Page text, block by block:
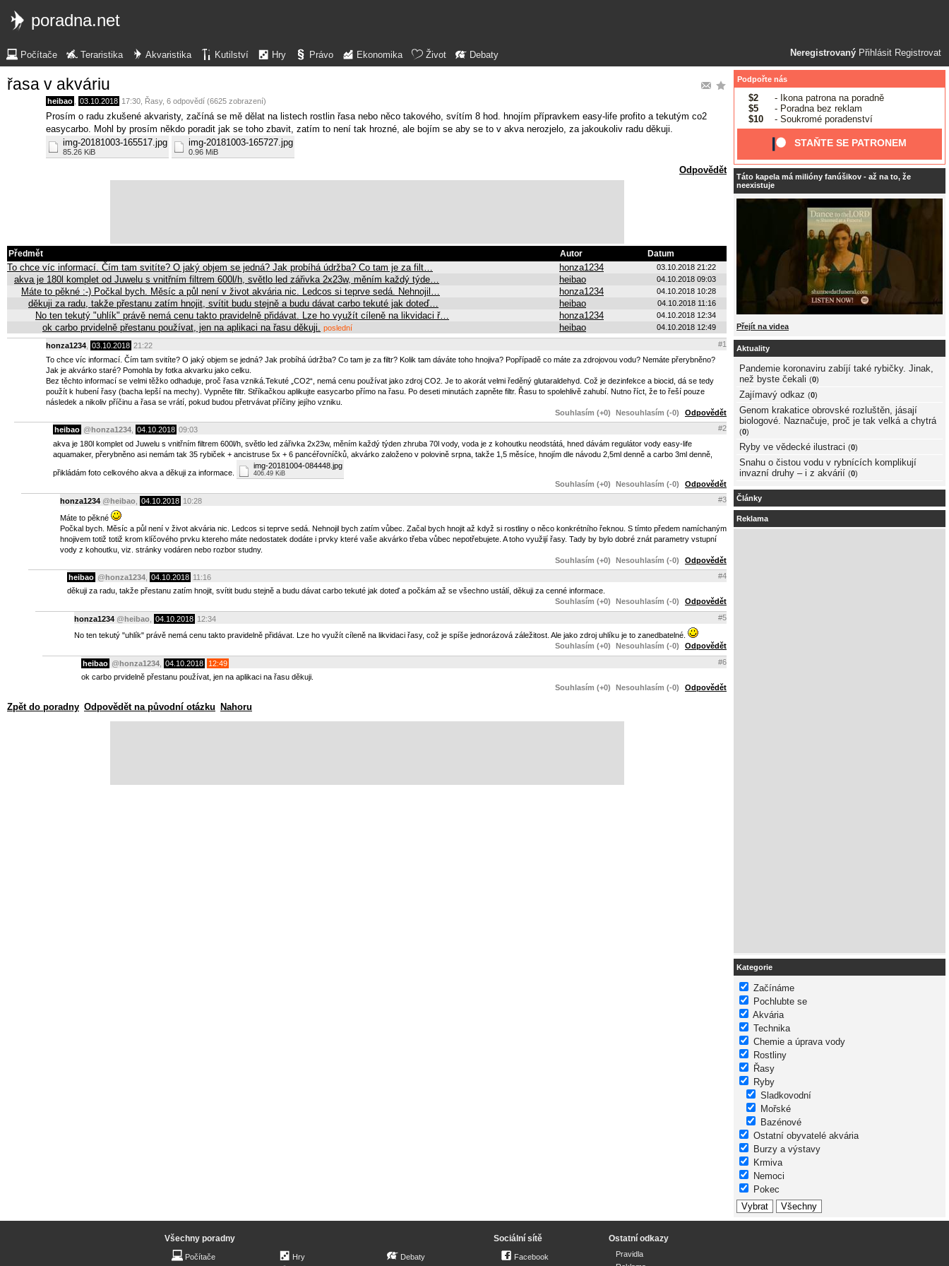
poradna.net
Neregistrovaný Přihlásit Registrovat
Počítače Teraristika Akvaristika Kutilství Hry Právo Ekonomika Život Debaty
řasa v akváriu
heibao 03.10.2018 17:30 Řasy, 6 odpovědí (6625 zobrazení)
Prosím o radu zkušené akvaristy, začíná se mě dělat na listech rostlin řasa nebo něco takového, svítím 8 hod. hnojím přípravkem easy-life profito a tekutým co2
easycarbo. Mohl by prosím někdo poradit jak se toho zbavit, zatím to není tak hrozné, ale bojím se aby se to v akva nerozjelo, za jakoukoliv radu děkuji.
img-20181003-165517.jpg
85.26 KiB
img-20181003-165727.jpg
0.96 MiB
Odpovědět
Předmět Autor Datum
To chce víc informací. Čím tam svitíte? O jaký objem se jedná? Jak probíhá údržba? Co tam je za filt… honza1234 03.10.2018 21:22
akva je 180l komplet od Juwelu s vnitřním filtrem 600l/h, světlo led zářivka 2x23w, měním každý týde… heibao 04.10.2018 09:03
Máte to pěkné :-) Počkal bych. Měsíc a půl není v život akvária nic. Ledcos si teprve sedá. Nehnojil… honza1234 04.10.2018 10:28
děkuji za radu, takže přestanu zatím hnojit, svítit budu stejně a budu dávat carbo tekuté jak doteď… heibao 04.10.2018 11:16
No ten tekutý "uhlík" právě nemá cenu takto pravidelně přidávat. Lze ho využít cíleně na likvidaci ř… honza1234 04.10.2018 12:34
ok carbo prvidelně přestanu používat, jen na aplikaci na řasu děkuji. poslední heibao 04.10.2018 12:49
honza1234 03.10.2018 21:22
#1
To chce víc informací. Čím tam svitíte? O jaký objem se jedná? Jak probíhá údržba? Co tam je za filtr? Kolik tam dáváte toho hnojiva? Popřípadě co máte za zdrojovou vodu? Nemáte přerybněno?
Jak je akvárko staré? Pomohla by fotka akvarku jako celku.
Bez těchto informací se velmi těžko odhaduje, proč řasa vzniká. Tekuté „CO2“, nemá cenu používat jako zdroj CO2. Je to akorát velmi ředěný glutaraldehyd. Což je dezinfekce a biocid, dá se tedy
použít k hubení řasy (bacha lepší na mechy). Vypněte filtr. Stříkačkou aplikujte easycarbo přímo na řasu. Po deseti minutách zapněte filtr. Řasu to spolehlivě zahubí. Nutno říct, že to řeší pouze
následek a nikoliv příčinu a řasa se vrátí, pokud budou přetrvávat příčiny jejího vzniku.
Souhlasím (+0)
Nesouhlasím (-0) Odpovědět
heibao @honza1234 04.10.2018 09:03
#2
akva je 180l komplet od Juwelu s vnitřním filtrem 600l/h, světlo led zářivka 2x23w, měním každý týden zhruba 70l vody, voda je z kohoutku neodstátá, hned dávám regulátor vody easy-life
aquamaker, přerybněno asi nemám tak 35 rybiček + ancistruse 5x + 6 pancéřovníčků, akvárko založeno v polovině srpna, takže 1,5 měsíce, hnojím dle návodu 2,5ml denně a carbo 3ml denně,
přikládám foto celkového akva a děkuji za informace.
img-20181004-084448.jpg
406.49 KiB
Souhlasím (+0) Nesouhlasím (-0) Odpovědět
honza1234 @heibao 04.10.2018 10:28 #3
Máte to pěkné
Počkal bych. Měsíc a půl není v život akvária nic. Ledcos si teprve sedá. Nehnojil bych zatím vůbec. Začal bych hnojit až když si rostliny o něco konkrétního řeknou. S tímto předem namíchaným
hnojivem totiž totiž krom klíčového prvku ktereho máte nedostatek dodáte i prvky které vaše akvárko třeba vůbec nepotřebujete. A toho využijí řasy. Tady by bylo dobré znát parametry vstupní
vody z kohoutku, viz. stránky vodáren nebo rozbor studny.
Souhlasím (+0)
Nesouhlasím (-0) Odpovědět
heibao @honza1234 04.10.2018 11:16
#4
děkuji za radu, takže přestanu zatím hnojit, svítit budu stejně a budu dávat carbo tekuté jak doteď a počkám až se všechno ustálí, děkuji za cenné informace.
Souhlasím (+0)
Nesouhlasím (-0) Odpovědět
honza1234 @heibao 04.10.2018 12:34 #5
No ten tekutý "uhlík" právě nemá cenu takto pravidelně přidávat. Lze ho využít cíleně na likvidaci řasy, což je spíše jednorázová záležitost. Ale jako zdroj uhlíku je to zanedbatelné.
Souhlasím (+0)
Nesouhlasím (-0) Odpovědět
heibao @honza1234 04.10.2018 12:49
#6
ok carbo prvidelně přestanu používat, jen na aplikaci na řasu děkuji.
Souhlasím (+0)
Nesouhlasím (-0) Odpovědět
Zpět do poradny Odpovědět na původní otázku Nahoru
Podpořte nás
$2
- Ikona patrona na poradně
$5
- Poradna bez reklam
$10
- Soukromé poradenství
STAŇTE SE PATRONEM
Táto kapela má milióny fanúšikov - až na to, že
neexistuje
Přejít na videa
Aktuality
Pandemie koronaviru zabíjí také rybičky. Jinak,
než byste čekali (0)
Zajímavý odkaz (0)
Genom krakatice obrovské rozluštěn, jásají
biologové. Naznačuje, proč je tak velká a chytrá
(0)
Ryby ve vědecké ilustraci (0)
Snahu o čistou vodu v rybnících komplikují
invazní druhy – i z akvárií (0)
Články
Reklama
Kategorie
Začínáme
Pochlubte se
Akvária
Technika
Chemie a úprava vody
Rostliny
Řasy
Ryby
Sladkovodní
Mořské
Bazénové
Ostatní obyvatelé akvária
Burzy a výstavy
Krmiva
Nemoci
Pokec
Všechny poradny
Počítače Hry Debaty
Sociální sítě
Facebook
Ostatní odkazy
Pravidla